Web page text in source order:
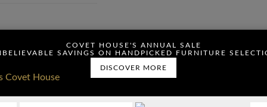
COVET HOUSE'S ANNUAL SALE
SAVINGS ON HANDPICKED FURNITURE
DISCOVER MORE